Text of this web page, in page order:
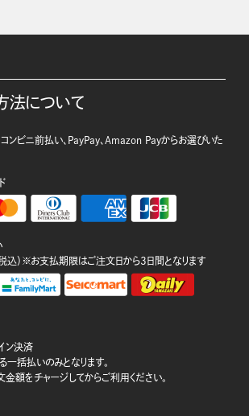
法について
コンビニ前払い、PayPay、Amazon Payからお選びいた
込）※お支払期限はご注文日から3日間となります
ン決済
一括払いのみとなります。
額をチャージしてからご利用ください。